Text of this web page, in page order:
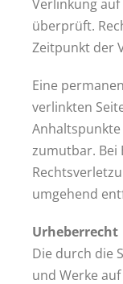
Verlinkung
überprüft.
Zeitpunkt der
Eine
verlinkten
zumutbar. Bei
umgehend
Urheberrecht
Die durch die
und Werke